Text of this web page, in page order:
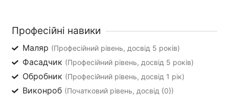
Професійні навики
Маляр (Професійний рівень, досвід 5 років)
Фасадчик (Професійний рівень, досвід 5 років)
Обробник (Професійний рівень, досвід 1 рік)
Виконроб (Початковий рівень, досвід {0})